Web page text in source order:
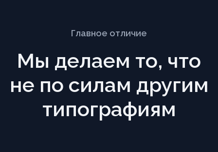
Главное отличие
Мы делаем то, что
не по силам другим
типографиям